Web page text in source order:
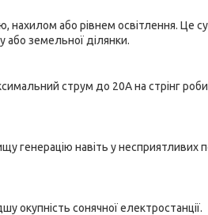
нахилом або рівнем освітлення. Це
або земельної ділянки.
струм до 20А на стрінг
генерацію навіть у несприятливих
окупність сонячної електростанції.